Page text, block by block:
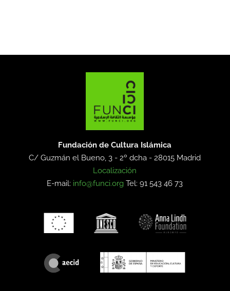
Fundación de Cultura Islámica
C/ Guzmán el Bueno, 3 - 2º dcha -28015 Madrid
Localización
E-mail: info@funci.org Tel: 91 543 46 73